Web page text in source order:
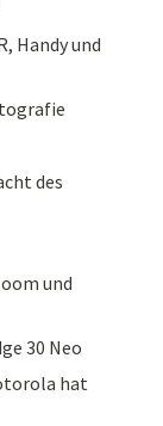
Handy und
des
und
30 Neo
hat